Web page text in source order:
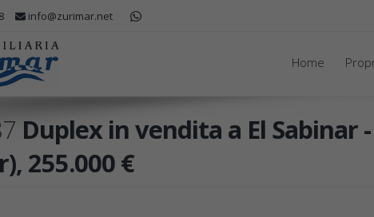
info@zurimar.net
Home
Duplex in vendita a El Sabinar
255.000 €